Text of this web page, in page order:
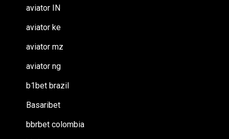
aviator IN
aviator ke
aviator mz
aviator ng
b1bet brazil
Basaribet
bbrbet colombia